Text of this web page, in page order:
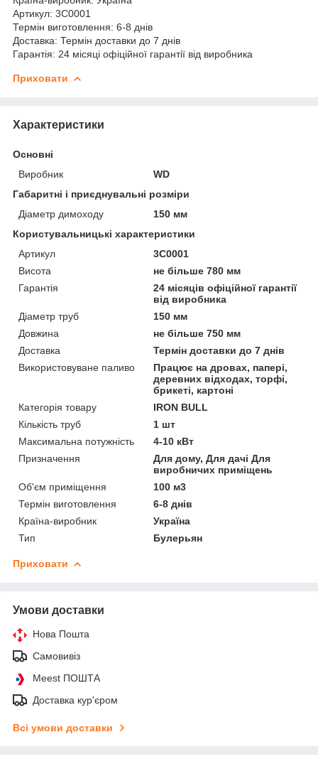
Артикул: 3C0001
Термін виготовлення: 6-8 днів
Доставка: Термін доставки до 7 днів
Гарантія: 24 місяці офіційної гарантії від виробника
Приховати
Характеристики
Основні
Виробник
WD
Габаритні і приєднувальні розміри
Діаметр димоходу
150 мм
Користувальницькі характеристики
Артикул
3C0001
Висота
не більше 780 мм
Гарантія
24 місяців офіційної гарантії
від виробника
Діаметр труб
150 мм
Довжина
не більше 750 мм
Доставка
Термін доставки до 7 днів
Використовуване паливо
Працює на дровах, папері,
деревних відходах, торфі,
брикеті, картоні
Категорія товару
IRON BULL
Кількість труб
1 шт
Максимальна потужність
4-10 кВт
Призначення
Для дому, Для дачі Для
виробничих приміщень
Об'єм приміщення
100 м3
Термін виготовлення
6-8 днів
Країна-виробник
Україна
Тип
Булерьян
Приховати
Умови доставки
Нова Пошта
Самовивіз
Meest ПОШТА
Доставка кур'єром
Всі умови доставки